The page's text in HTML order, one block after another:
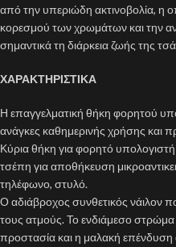
από την υπεριώδη ακτινοβολία, η
κορεσμού των χρωμάτων και την
σημαντικά τη διάρκεια ζωής της
ΧΑΡΑΚΤΗΡΙΣΤΙΚΑ
Η επαγγελματική θήκη φορητού
ανάγκες καθημερινής χρήσης και
Κύρια θήκη για φορητό
τσέπη για αποθήκευση
τηλέφωνο, στυλό.
Ο αδιάβροχος συνθετικός νάιλον
τους ατμούς. Το ενδιάμεσο
προστασία και η μαλακή